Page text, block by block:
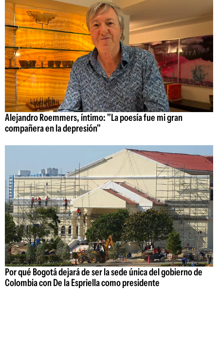
Alejandro Roemmers, íntimo: "La poesía fue mi gran
compañera en la depresión"
Por qué Bogotá dejará de ser la sede única del gobierno de
Colombia con De la Espriella como presidente